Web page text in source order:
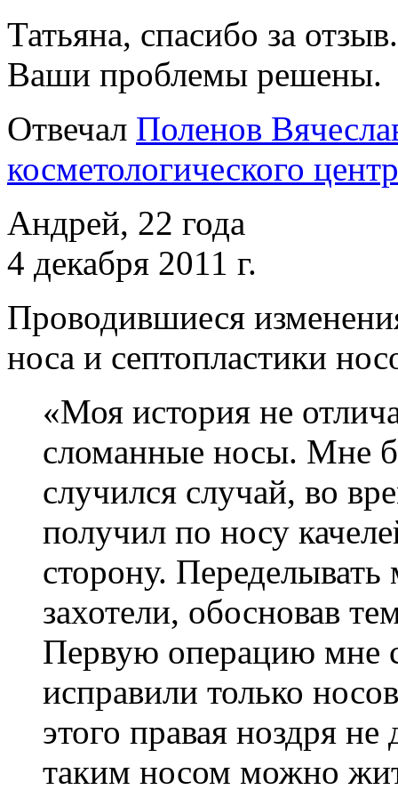
Татьяна, спасибо за
Ваши проблемы решены.
Отвечал Поленов
косметологического
Андрей, 22 года
4 декабря 2011 г.
Проводившиеся
носа и септопластики
«Моя история не
сломанные носы. Мне
случился случай, во
получил по носу
сторону. Переделывать
захотели, обосновав
Первую операцию мне
исправили только
этого правая ноздря
таким носом можно